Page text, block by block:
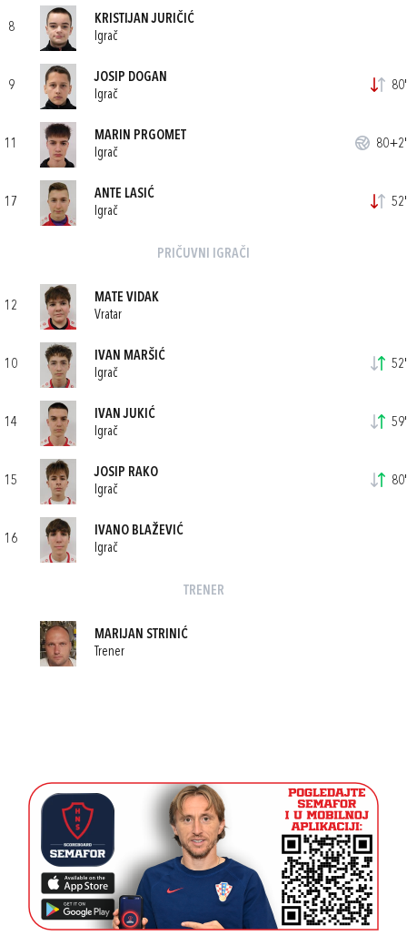
8
KRISTIJAN JURIČIĆ
Igrač
9
JOSIP DOGAN
Igrač
80'
11
MARIN PRGOMET
Igrač
80+2'
17
ANTE LASIĆ
Igrač
52'
PRIČUVNI IGRAČI
12
MATE VIDAK
Vratar
10
IVAN MARŠIĆ
Igrač
52'
14
IVAN JUKIĆ
Igrač
59'
15
JOSIP RAKO
Igrač
80'
16
IVANO BLAŽEVIĆ
Igrač
TRENER
MARIJAN STRINIĆ
Trener